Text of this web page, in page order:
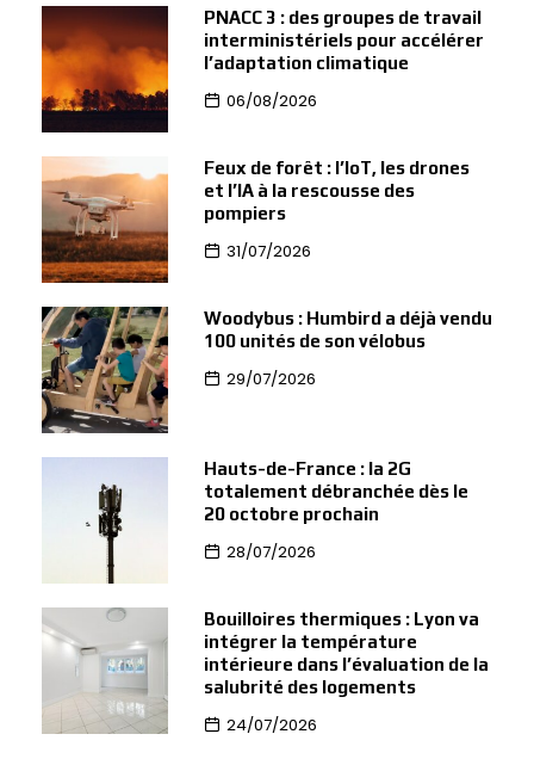
PNACC 3 : des groupes de travail
interministériels pour accélérer
l’adaptation climatique
06/08/2026
Feux de forêt : l’IoT, les drones
et l’IA à la rescousse des
pompiers
31/07/2026
Woodybus : Humbird a déjà vendu
100 unités de son vélobus
29/07/2026
Hauts-de-France : la 2G
totalement débranchée dès le
20 octobre prochain
28/07/2026
Bouilloires thermiques : Lyon va
intégrer la température
intérieure dans l’évaluation de la
salubrité des logements
24/07/2026